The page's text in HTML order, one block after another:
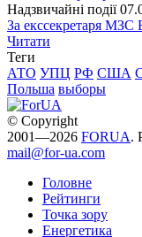
Надзвичайні події
За екссекретаря МЗС
Читати
Теги
АТО УПЦ РФ США
Польша выборы
© Copyright
2001—2026 FORUA.
mail@for-ua.com
Головне
Рейтинги
Точка зору
Енергетика